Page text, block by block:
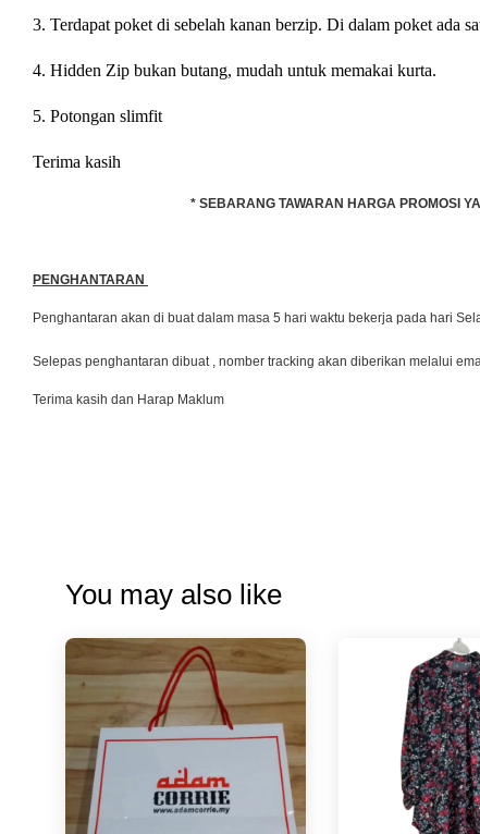
3. Terdapat poket di sebelah kanan berzip. Di dalam poket ada
4. Hidden Zip bukan butang, mudah untuk memakai kurta.
5. Potongan slimfit
Terima kasih
* SEBARANG TAWARAN HARGA PROMOSI
PENGHANTARAN
Penghantaran akan di buat dalam masa 5 hari waktu bekerja pada hari
Selepas penghantaran dibuat , nomber tracking akan diberikan melalui
Terima kasih dan Harap Maklum
You may also like